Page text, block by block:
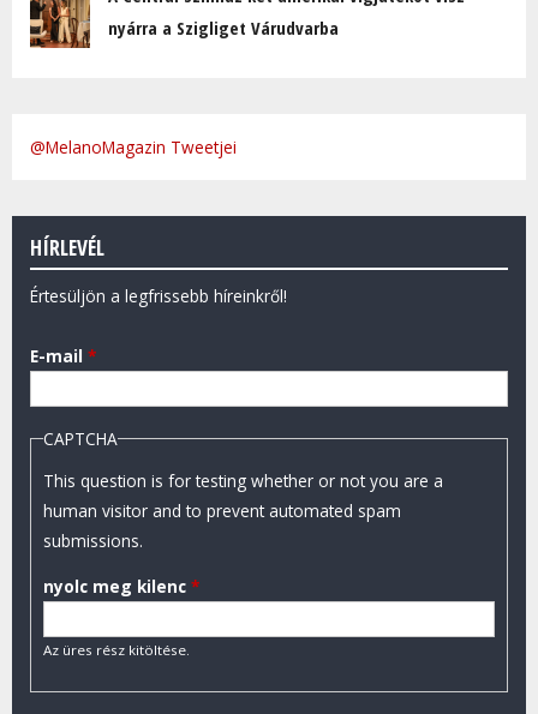
nyárra a Szigliget Várudvarba
@MelanoMagazin Tweetjei
HÍRLEVÉL
Értesüljön a legfrissebb híreinkről!
E-mail *
CAPTCHA
This question is for testing whether or not you are a
human visitor and to prevent automated spam
submissions.
nyolc meg kilenc *
Az üres rész kitöltése.